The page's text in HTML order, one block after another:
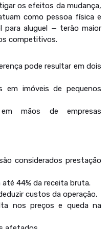
os efeitos da mudança,
como pessoa física e
para aluguel — terão maior
competitivos.
pode resultar em dois
em imóveis de pequenos
mãos de empresas
considerados prestação
44% da receita bruta.
custos da operação.
nos preços e queda na